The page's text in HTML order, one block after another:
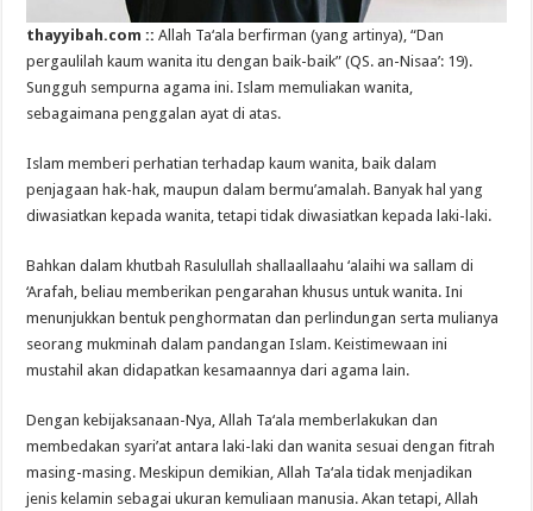
thayyibah.com ::Allah Ta‘ala berfirman (yang artinya), “Dan
pergaulilah kaum wanita itu dengan baik-baik” (QS. an-Nisaa’: 19).
Sungguh sempurna agama ini. Islam memuliakan wanita,
sebagaimana penggalan ayat di atas.
Islam memberi perhatian terhadap kaum wanita, baik dalam
penjagaan hak-hak, maupun dalam bermu’amalah. Banyak hal yang
diwasiatkan kepada wanita, tetapi tidak diwasiatkan kepada laki-laki.
Bahkan dalam khutbah Rasulullah shallaallaahu ‘alaihi wa sallam di
‘Arafah, beliau memberikan pengarahan khusus untuk wanita. Ini
menunjukkan bentuk penghormatan dan perlindungan serta mulianya
seorang mukminah dalam pandangan Islam. Keistimewaan ini
mustahil akan didapatkan kesamaannya dari agama lain.
Dengan kebijaksanaan-Nya, Allah Ta‘ala memberlakukan dan
membedakan syari’at antara laki-laki dan wanita sesuai dengan fitrah
masing-masing. Meskipun demikian, Allah Ta‘ala tidak menjadikan
jenis kelamin sebagai ukuran kemuliaan manusia. Akan tetapi, Allah